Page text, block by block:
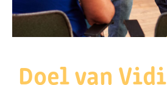
Doel van Vidi